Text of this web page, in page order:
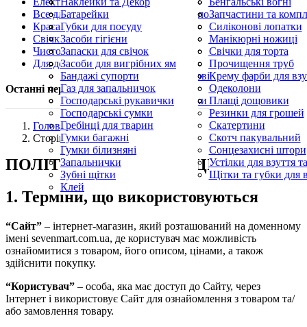
Протруйники
Шланги поливальні
Засоби від тарганів, мурах і клопів
Крем від комарів
Москітні сітки
Спрей від комарів
Ультразвукові
Фумігатори
Небесні ліхтарики
Хлопавки та
Батарейки
Гірлянди
Запчастини та
Ліхтарики
Все для кухні
Губки для посуду
Кухонні ножі
Овочерізки, яйцерізки
Палички для шашлику
Силіконові лопатки
Силіконові
Форми для випічки
Краса та здоров’я
Засоби гігієни
Косметика
Манікюрні кусачки
Манікюрні ножиці
Пилки для п’ят
Пилочки для нігтів
Свічки та Лампадки
Запаски для свічок
Лампадки
Свічки господарські парафінові
Свічки для торта
Свічки конусні та
Церковні свічки
Чистота та прибирання
Засоби для вигрібних ям
Засоби для видалення плям
Олівець для праски
Прибиральний інвентар, щітки та скребки
Прочищення труб
Серветки для
Синька
Скребки для посуду
Для дому
Бандажі супорти
Газ для запальничок
Господарські рукавички
Господарські сумки
Гребінці для тварин
Гумки багажні
Гумки білизняні
Запальнички
Зубні щітки
Клей
Крему фарби для
Одеколони
Плащі дощовики
Резинки для грошей
Скатертини
Скотч пакувальний
Сонцезахисні штори
Устілки для взуття
Щітки та губки для
Останні переглянуті продукти
Головна
Сторінка
ПОЛІТИКА КОНФІДЕНЦІЙНОСТІ
1. Терміни, що використовуються
“Сайт” – інтернет-магазин, який розташований на доменному
імені sevenmart.com.ua, де користувач має можливість
ознайомитися з товаром, його описом, цінами, а також
здійснити покупку.
“Користувач” – особа, яка має доступ до Сайту, через
Інтернет і використовує Сайт для ознайомлення з товаром та/
або замовлення товару.